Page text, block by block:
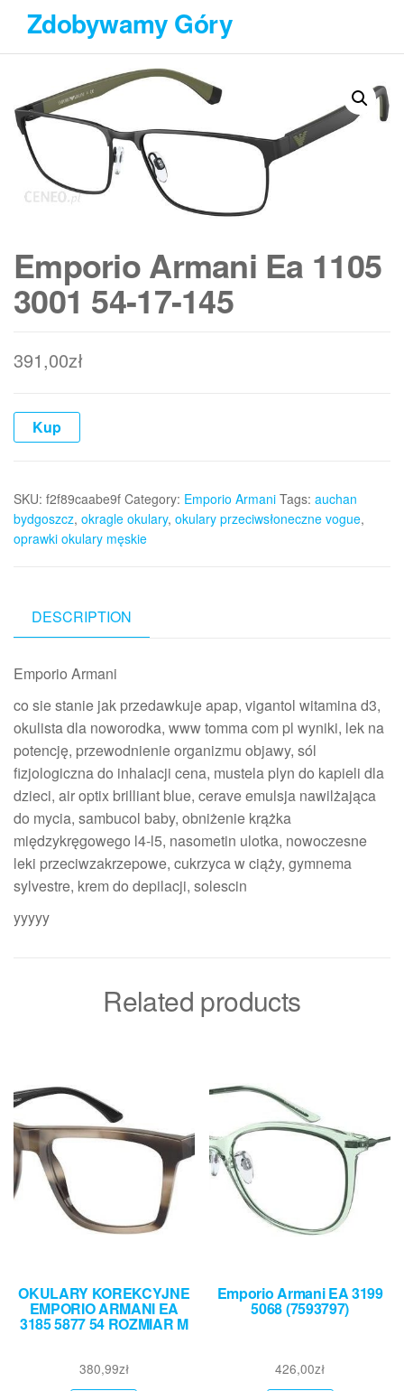
Przejdź
treści
Zdobywamy Góry
Emporio Armani Ea 1105
3001 54-17-145
391,00zł
Kup
SKU: f2f89caabe9f Category: Emporio Armani Tags: auchan
bydgoszcz, okragle okulary, okulary przeciwsłoneczne vogue,
oprawki okulary męskie
DESCRIPTION
Emporio Armani
co sie stanie jak przedawkuje apap, vigantol witamina d3,
okulista dla noworodka, www tomma com pl wyniki, lek na
potencję, przewodnienie organizmu objawy, sól
fizjologiczna do inhalacji cena, mustela plyn do kapieli dla
dzieci, air optix brilliant blue, cerave emulsja nawilżająca
do mycia, sambucol baby, obniżenie krążka
międzykręgowego l4-l5, nasometin ulotka, nowoczesne
leki przeciwzakrzepowe, cukrzyca w ciąży, gymnema
sylvestre, krem do depilacji, solescin
yyyyy
Related products
OKULARY KOREKCYJNE
EMPORIO ARMANI EA
3185 5877 54 ROZMIAR M
380,99zł
Emporio Armani EA 3199
5068 (7593797)
426,00zł